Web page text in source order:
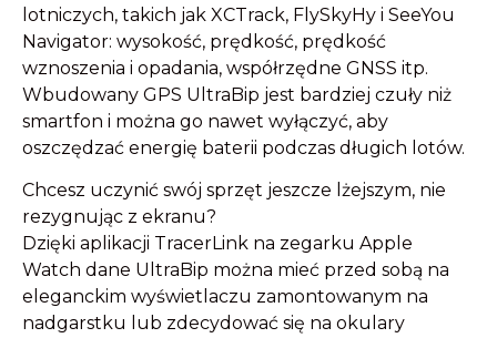
lotniczych, takich jak XCTrack, FlySkyHy i SeeYou
Navigator: wysokość, prędkość, prędkość
wznoszenia i opadania, współrzędne GNSS itp.
Wbudowany GPS UltraBip jest bardziej czuły niż
smartfon i można go nawet wyłączyć, aby
oszczędzać energię baterii podczas długich lotów.
Chcesz uczynić swój sprzęt jeszcze lżejszym, nie
rezygnując z ekranu?
Dzięki aplikacji TracerLink na zegarku Apple
Watch dane UltraBip można mieć przed sobą na
eleganckim wyświetlaczu zamontowanym na
nadgarstku lub zdecydować się na okulary